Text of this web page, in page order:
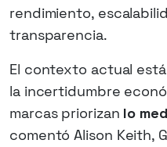
rendimiento,
transparencia.
El contexto actual
la incertidumbre
marcas priorizan lo
comentó Alison Keith,